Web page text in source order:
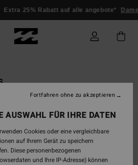
Rabatt auf alle angebote* Damen
49Ergebnisse
BRANDNEU
AUSWAHL FÜR IHRE DATEN
Cookies oder eine vergleichbare
auf Ihrem Gerät zu speichern
Diese personenbezogenen
und Ihre IP-Adresse) können
Fortfahren ohne zu akzeptieren